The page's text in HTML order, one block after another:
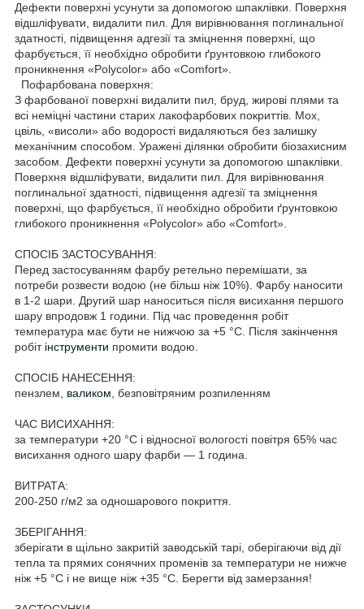
Дефекти поверхні усунути за допомогою шпаклівки. Поверхня
відшліфувати, видалити пил. Для вирівнювання поглинальної
здатності, підвищення адгезії та зміцнення поверхні, що
фарбується, її необхідно обробити ґрунтовкою глибокого
проникнення «Polycolor» або «Comfort».
Пофарбована поверхня:
З фарбованої поверхні видалити пил, бруд, жирові плями та
всі неміцні частини старих лакофарбових покриттів. Мох,
цвіль, «висоли» або водорості видаляються без залишку
механічним способом. Уражені ділянки обробити біозахисним
засобом. Дефекти поверхні усунути за допомогою шпаклівки.
Поверхня відшліфувати, видалити пил. Для вирівнювання
поглинальної здатності, підвищення адгезії та зміцнення
поверхні, що фарбується, її необхідно обробити ґрунтовкою
глибокого проникнення «Polycolor» або «Comfort».
СПОСІБ ЗАСТОСУВАННЯ:
Перед застосуванням фарбу ретельно перемішати, за
потреби розвести водою (не більш ніж 10%). Фарбу наносити
в 1-2 шари. Другий шар наноситься після висихання першого
шару впродовж 1 години. Під час проведення робіт
температура має бути не нижчою за +5 °C. Після закінчення
робіт інструменти промити водою.
СПОСІБ НАНЕСЕННЯ:
пензлем, валиком, безповітряним розпиленням
ЧАС ВИСИХАННЯ:
за температури +20 °C і відносної вологості повітря 65% час
висихання одного шару фарби — 1 година.
ВИТРАТА:
200-250 г/м2 за одношарового покриття.
ЗБЕРІГАННЯ:
зберігати в щільно закритій заводській тарі, оберігаючи від дії
тепла та прямих сонячних променів за температури не нижче
ніж +5 °C і не вище ніж +35 °C. Берегти від замерзання!